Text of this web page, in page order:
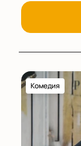
Комедия